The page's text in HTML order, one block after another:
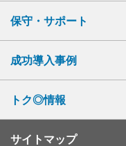
保守・サポート
成功導入事例
トク◎情報
サイトマップ